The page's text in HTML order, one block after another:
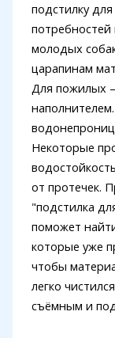
подстилку
молодых
царапинам
Для пожилых
Некоторые
от протечек.
"подстилка
поможет
которые уже
чтобы
легко
съёмным и